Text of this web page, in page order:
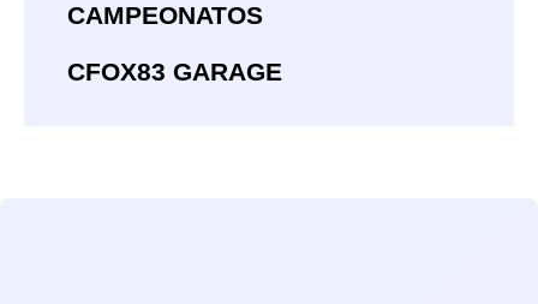
CAMPEONATOS
CFOX83 GARAGE